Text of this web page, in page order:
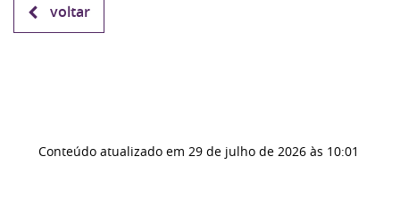
voltar
Conteúdo atualizado em 29 de julho de 2026 às 10:01